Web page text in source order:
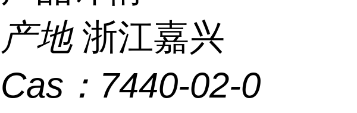
产地 浙江嘉兴
Cas： 7440-02-0